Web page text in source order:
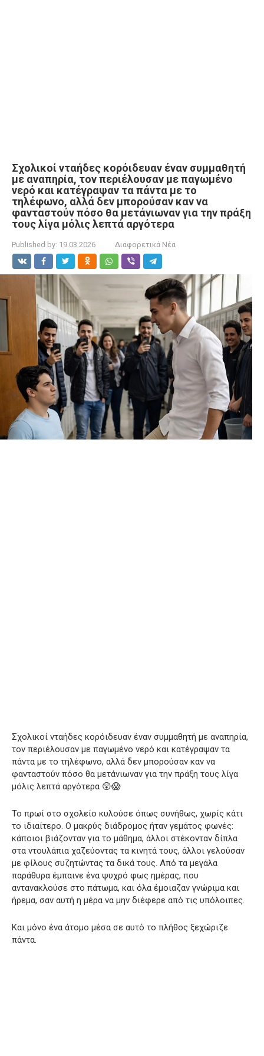
Σχολικοί νταήδες κορόιδευαν έναν συμμαθητή
με αναπηρία, τον περιέλουσαν με παγωμένο
νερό και κατέγραψαν τα πάντα με το
τηλέφωνο, αλλά δεν μπορούσαν καν να
φανταστούν πόσο θα μετάνιωναν για την πράξη
τους λίγα μόλις λεπτά αργότερα
Published by: 19.03.2026 Διαφορετικά Νέα
Σχολικοί νταήδες κορόιδευαν έναν συμμαθητή με αναπηρία,
τον περιέλουσαν με παγωμένο νερό και κατέγραψαν τα
πάντα με το τηλέφωνο, αλλά δεν μπορούσαν καν να
φανταστούν πόσο θα μετάνιωναν για την πράξη τους λίγα
μόλις λεπτά αργότερα 😲😱
Το πρωί στο σχολείο κυλούσε όπως συνήθως, χωρίς κάτι
το ιδιαίτερο. Ο μακρύς διάδρομος ήταν γεμάτος φωνές:
κάποιοι βιάζονταν για το μάθημα, άλλοι στέκονταν δίπλα
στα ντουλάπια χαζεύοντας τα κινητά τους, άλλοι γελούσαν
με φίλους συζητώντας τα δικά τους. Από τα μεγάλα
παράθυρα έμπαινε ένα ψυχρό φως ημέρας, που
αντανακλούσε στο πάτωμα, και όλα έμοιαζαν γνώριμα και
ήρεμα, σαν αυτή η μέρα να μην διέφερε από τις υπόλοιπες.
Και μόνο ένα άτομο μέσα σε αυτό το πλήθος ξεχώριζε
πάντα.